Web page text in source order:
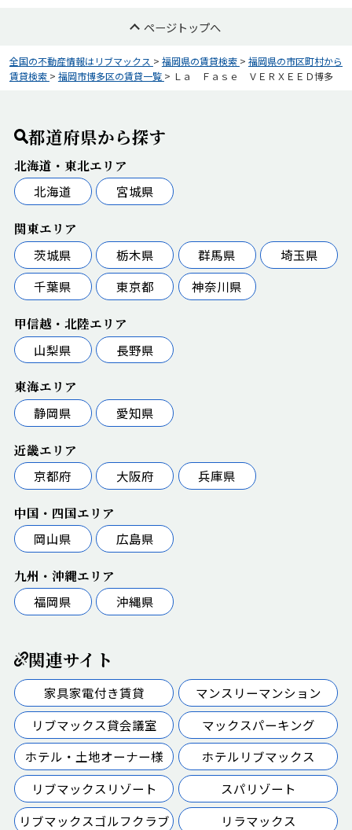
ページトップへ
全国の不動産情報はリブマックス > 福岡県の賃貸検索 > 福岡県の市区町村から
賃貸検索 > 福岡市博多区の賃貸一覧 > Ｌａ Ｆａｓｅ ＶＥＲＸＥＥＤ博多
都道府県から探す
北海道・東北エリア
北海道
宮城県
関東エリア
茨城県
栃木県 群馬県
埼玉県
千葉県
東京都 神奈川県
甲信越・北陸エリア
山梨県
長野県
東海エリア
静岡県
愛知県
近畿エリア
京都府
大阪府 兵庫県
中国・四国エリア
岡山県
広島県
九州・沖縄エリア
福岡県
沖縄県
関連サイト
家具家電付き賃貸
マンスリーマンション
リブマックス貸会議室
マックスパーキング
ホテル・土地オーナー様
ホテルリブマックス
リブマックスリゾート
スパリゾート
リブマックスゴルフクラブ
リラマックス